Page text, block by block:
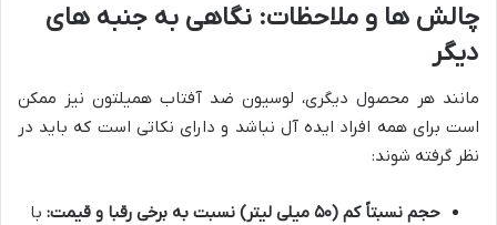
چالش ها و ملاحظات: نگاهی به جنبه های
دیگر
مانند هر محصول دیگری، لوسیون ضد آفتاب همیلتون نیز ممکن
است برای همه افراد ایده آل نباشد و دارای نکاتی است که باید در
نظر گرفته شوند:
حجم نسبتاً کم (۵۰ میلی لیتر) نسبت به برخی رقبا و قیمت:
با